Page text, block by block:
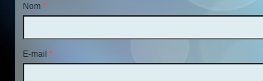
Nom *
E-mail *